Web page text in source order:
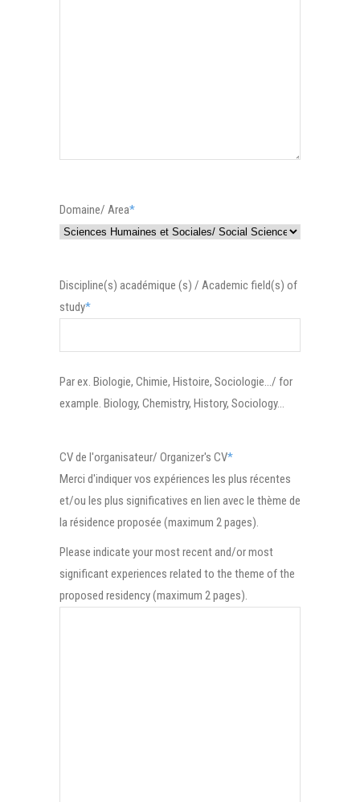
Domaine/ Area*
Discipline(s) académique (s) / Academic field(s) of
study*
Par ex. Biologie, Chimie, Histoire, Sociologie.../ for
example. Biology, Chemistry, History, Sociology...
CV de l'organisateur/ Organizer's CV*
Merci d'indiquer vos expériences les plus récentes
et/ou les plus significatives en lien avec le thème de
la résidence proposée (maximum 2 pages).
Please indicate your most recent and/or most
significant experiences related to the theme of the
proposed residency (maximum 2 pages).